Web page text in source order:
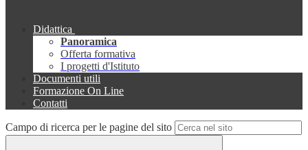
Didattica
Panoramica
Offerta formativa
I progetti d'Istituto
Documenti utili
Formazione On Line
Contatti
Campo di ricerca per le pagine del sito